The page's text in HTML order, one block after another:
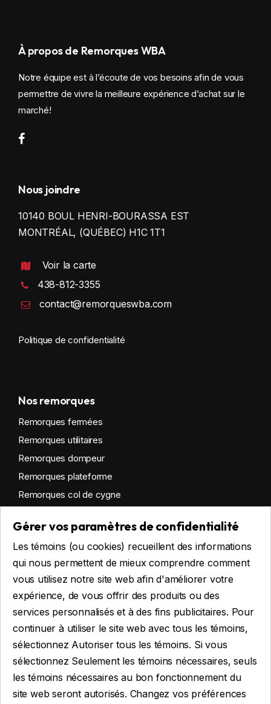
Gérer vos paramètres de confidentialité
Les témoins (ou cookies) recueillent des informations
qui nous permettent de mieux comprendre comment
vous utilisez notre site web afin d'améliorer votre
expérience, de vous offrir des produits ou des
services personnalisés et à des fins publicitaires. Pour
continuer à utiliser le site web avec tous les témoins,
sélectionnez Autoriser tous les témoins. Si vous
sélectionnez Seulement les témoins nécessaires, seuls
les témoins nécessaires au bon fonctionnement du
site web seront autorisés. Changez vos préférences
À propos de Remorques WBA
Notre équipe est à l’écoute de vos besoins afin de vous
permettre de vivre la meilleure expérience d’achat sur le
marché!
Nous joindre
10140 BOUL HENRI-BOURASSA EST
MONTRÉAL, (QUÉBEC) H1C 1T1
Voir la carte
438-812-3355
contact@remorqueswba.com
Politique de confidentialité
Nos remorques
Remorques fermées
Remorques utilitaires
Remorques dompeur
Remorques plateforme
Remorques col de cygne
Remorques sur mesure
Location
Obtenir du financement
Financement commercial
Financement personnel
FAIRE UNE DEMANDE